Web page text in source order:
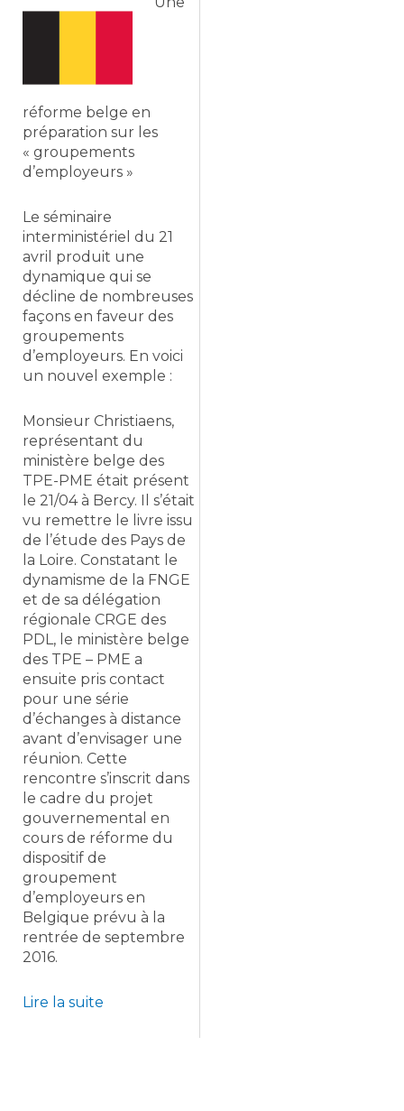
réforme belge en
préparation sur les
« groupements
d’employeurs »
Le séminaire
interministériel du 21
avril produit une
dynamique qui se
décline de nombreuses
façons en faveur des
groupements
d’employeurs. En voici
un nouvel exemple :
Monsieur Christiaens,
représentant du
ministère belge des
TPE-PME était présent
le 21/04 à Bercy. Il s’était
vu remettre le livre issu
de l’étude des Pays de
la Loire. Constatant le
dynamisme de la FNGE
et de sa délégation
régionale CRGE des
PDL, le ministère belge
des TPE – PME a
ensuite pris contact
pour une série
d’échanges à distance
avant d’envisager une
réunion. Cette
rencontre s’inscrit dans
le cadre du projet
gouvernemental en
cours de réforme du
dispositif de
groupement
d’employeurs en
Belgique prévu à la
rentrée de septembre
2016.
Lire la suite